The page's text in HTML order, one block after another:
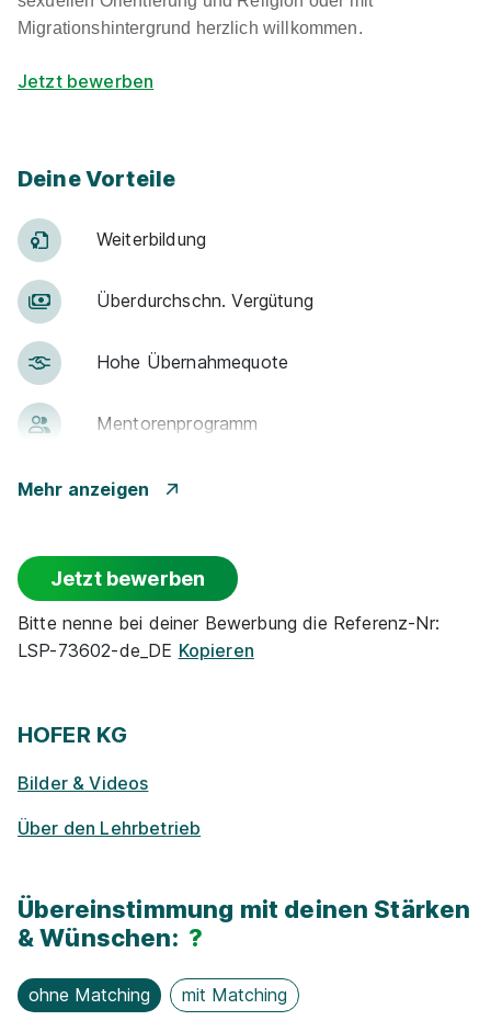
Migrationshintergrund herzlich willkommen.
Jetzt bewerben
Deine Vorteile
Weiter­bildung
Über­durch­schn. Ver­gü­tung
Hohe Über­nah­me­quote
Men­to­ren­pro­gramm
Betr. Alters­vor­sorge
Rabatte
Ge­sund­heits­maß­nah­men
Zu­satz­qua­li­fi­ka­tio­nen
Exkur­sionen
Mehr anzeigen
Jetzt bewerben
Bitte nenne bei deiner Bewerbung die Referenz-Nr:
LSP-73602-de_DE Kopieren
HOFER KG
Bilder & Videos
Über den Lehrbetrieb
Übereinstimmung mit deinen Stärken
& Wünschen: ?
ohne Matching mit Matching